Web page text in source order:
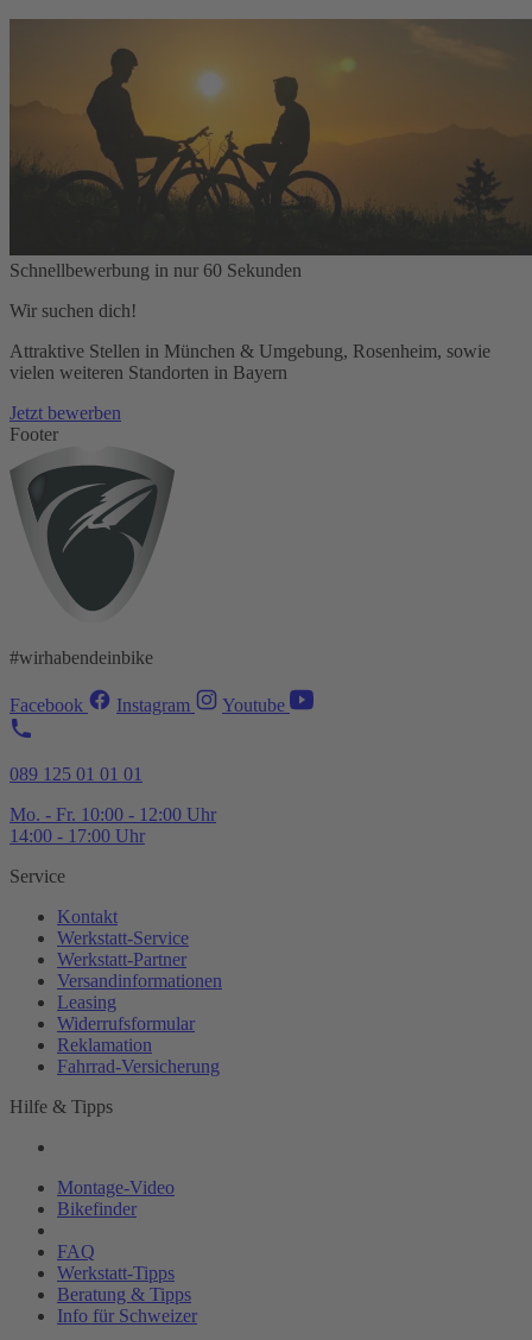
Schnellbewerbung in nur 60 Sekunden
Wir suchen dich!
Attraktive Stellen in München & Umgebung, Rosenheim, sowie
vielen weiteren Standorten in Bayern
Jetzt bewerben
Footer
#wirhabendeinbike
Facebook Instagram Youtube
089 125 01 01 01
Mo. - Fr. 10:00 - 12:00 Uhr
14:00 - 17:00 Uhr
Service
Kontakt
Werkstatt-Service
Werkstatt-Partner
Versandinformationen
Leasing
Widerrufsformular
Reklamation
Fahrrad-Versicherung
Hilfe & Tipps
Montage-Video
Bikefinder
FAQ
Werkstatt-Tipps
Beratung & Tipps
Info für Schweizer